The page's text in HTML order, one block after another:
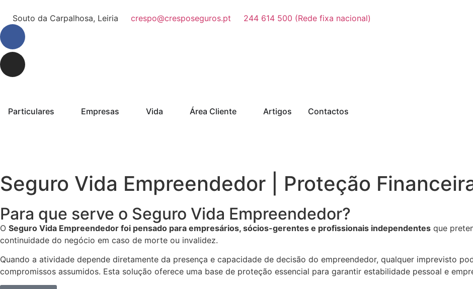
Souto da Carpalhosa, Leiria crespo@cresposeguros.pt 244 614 500 (Rede fixa nacional)
Particulares Empresas Vida Área Cliente Artigos Contactos
Seguro Vida Empreendedor | Proteção
Para que serve o Seguro Vida Empreendedor?
O Seguro Vida Empreendedor foi pensado para empresários, sócios-gerentes e profissionais independentes que
continuidade do negócio em caso de morte ou invalidez.
Quando a atividade depende diretamente da presença e capacidade de decisão do empreendedor, qualquer imprevisto
compromissos assumidos. Esta solução oferece uma base de proteção essencial para garantir estabilidade pessoal e